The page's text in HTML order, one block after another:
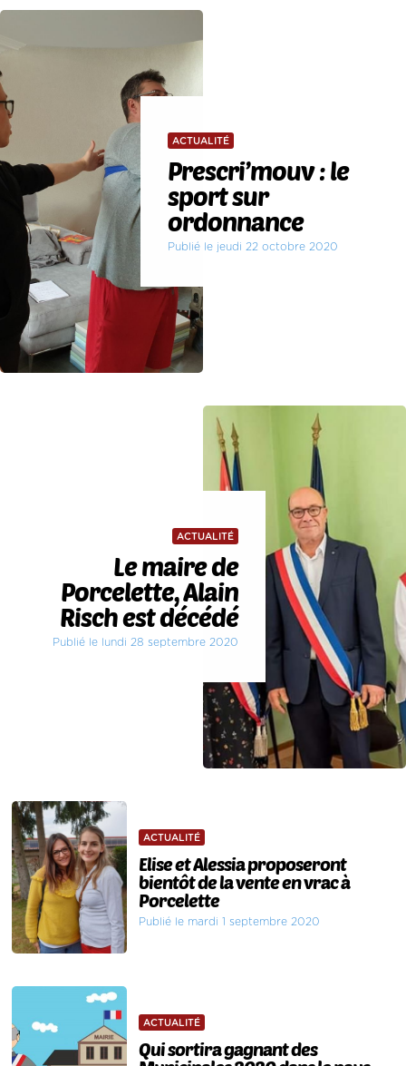
ACTUALITÉ
Prescri’mouv : le
sport sur
ordonnance
Publié le jeudi 22 octobre 2020
ACTUALITÉ
Le maire de
Porcelette, Alain
Risch est décédé
Publié le lundi 28 septembre 2020
ACTUALITÉ
Elise et Alessia proposeront
bientôt de la vente en vrac à
Porcelette
Publié le mardi 1 septembre 2020
ACTUALITÉ
Qui sortira gagnant des